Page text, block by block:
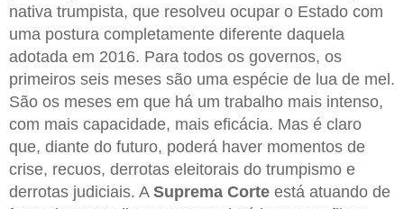
nativa trumpista, que resolveu ocupar o Estado com
uma postura completamente diferente daquela
adotada em 2016. Para todos os governos, os
primeiros seis meses são uma espécie de lua de mel.
São os meses em que há um trabalho mais intenso,
com mais capacidade, mais eficácia. Mas é claro
que, diante do futuro, poderá haver momentos de
crise, recuos, derrotas eleitorais do trumpismo e
derrotas judiciais. A Suprema Corte está atuando de